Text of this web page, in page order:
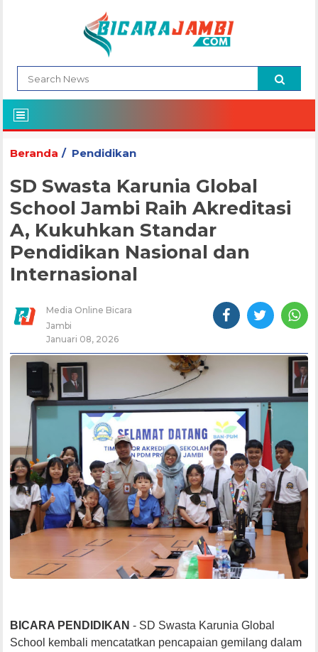
Beranda Pendidikan
SD Swasta Karunia Global
School Jambi Raih Akreditasi
A, Kukuhkan Standar
Pendidikan Nasional dan
Internasional
Media Online Bicara
Jambi
Januari 08, 2026
BICARA PENDIDIKAN - SD Swasta Karunia Global
School kembali mencatatkan pencapaian gemilang dalam